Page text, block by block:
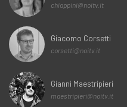
chiappini@noitv.it
Giacomo Corsetti
corsetti@noitv.it
Gianni Maestripieri
maestripieri@noitv.it